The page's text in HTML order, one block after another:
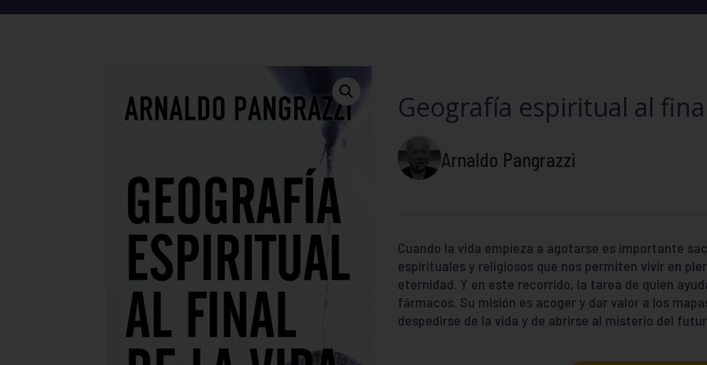
Geografía espiritual al final
Arnaldo Pangrazzi
Cuando la vida empieza a agotarse es importante
espirituales y religiosos que nos permiten vivir en
eternidad. Y en este recorrido, la tarea de quien
fármacos. Su misión es acoger y dar valor a los
despedirse de la vida y de abrirse al misterio del